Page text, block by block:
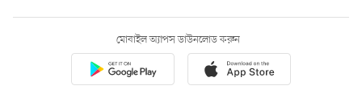
মোবাইল অ্যাপস ডাউনলোড করুন